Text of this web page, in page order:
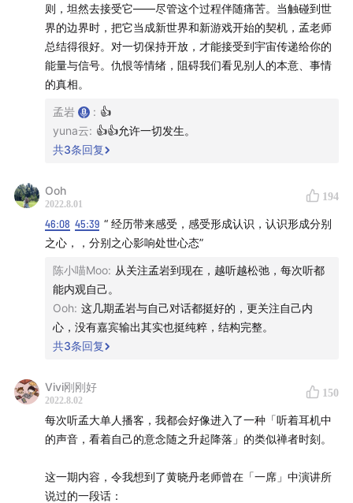
最后，把下面这两句话送给你，也希望这期节目对你有所
启发。
愿我们都能让万物穿过自己，
愿我们都能享受自己的无限游戏。
收听地图
02:07
从最近重看金庸的武侠小说聊起，对每个角色又有
了新的认知
原来对张无忌的认识：无甚棱角，中央空调
新认知 1：仇恨链条的中断者
新认知 2：无悔被骗，敢于相信的善忘者
新认知 3：不为世俗所困的无限游戏玩家
15:32 《有限与无限的游戏》，每个人都有不同的选择
看待人生的两种视角「剧本性」「传奇性」
2019 年读这本书的契机，以及用新视角看乔布斯经
历所获得的启发
则，坦然去接受它——尽管这个过程伴随痛苦。当触碰到世
界的边界时，把它当成新世界和新游戏开始的契机，孟老师
总结得很好。对一切保持开放，才能接受到宇宙传递给你的
能量与信号。仇恨等情绪，阻碍我们看见别人的本意、事情
的真相。
孟岩 : 👍
yuna云: 👍👍允许一切发生。
共3条回复
Ooh
2022.8.01
194
46:08 45:39 “ 经历带来感受，感受形成认识，认识形成分别
之心，，分别之心影响处世心态”
陈小喵Moo: 从关注孟岩到现在，越听越松弛，每次听都
能内观自己。
Ooh: 这几期孟岩与自己对话都挺好的，更关注自己内
心，没有嘉宾输出其实也挺纯粹，结构完整。
共3条回复
Vivi刚刚好
2022.8.02
150
每次听孟大单人播客，我都会好像进入了一种「听着耳机中
的声音，看着自己的意念随之升起降落」的类似禅者时刻。
这一期内容，令我想到了黄晓丹老师曾在「一席」中演讲所
说过的一段话：